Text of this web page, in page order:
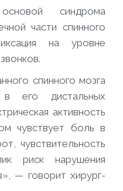
основой синдрома
части спинного
на уровне
спинного мозга
в его дистальных
активность
чувствует боль в
чувствительность
риск нарушения
— говорит хирург-